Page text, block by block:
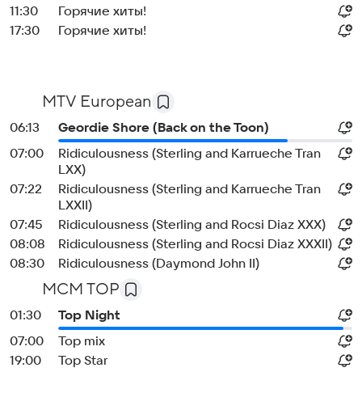
11:30
Горячие хиты!
17:30
Горячие хиты!
MTV European
06:13
Geordie Shore (Back on the Toon)
07:00
Ridiculousness (Sterling and Karrueche Tran
LXX)
07:22
Ridiculousness (Sterling and Karrueche Tran
LXXII)
07:45
Ridiculousness (Sterling and Rocsi Diaz XXX)
08:08
Ridiculousness (Sterling and Rocsi Diaz XXXII)
08:30
Ridiculousness (Daymond John II)
MCM TOP
01:30
Top Night
07:00
Top mix
19:00
Top Star